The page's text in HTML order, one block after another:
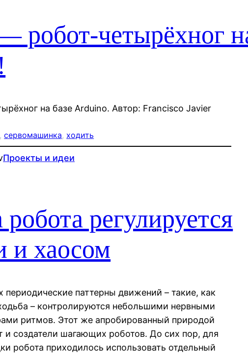
робот-четырёхног
на базе Arduino. Автор: Francisco Javier
, сервомашинка, ходить
Проекты и идеи
регулируется
и хаосом
паттерны движений – такие, как
– контролируются небольшими нервными
ритмов. Этот же апробированный природой
и создатели шагающих роботов. До сих пор, для
робота приходилось использовать отдельный